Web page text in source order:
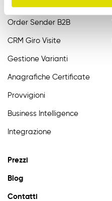
Catalogo Agenti
Order Sender B2B
CRM Giro Visite
Gestione Varianti
Anagrafiche Certificate
Provvigioni
Business Intelligence
Integrazione
Prezzi
Blog
Contatti